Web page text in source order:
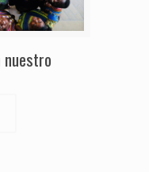
nuestro